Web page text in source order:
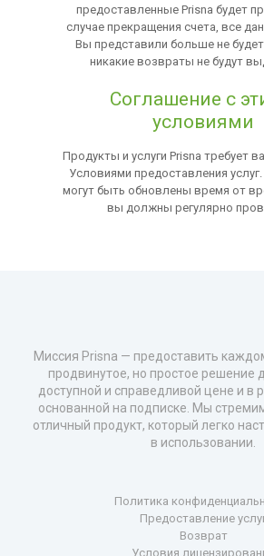
предоставленные Prisna будет
случае прекращения счета, все
Вы представили больше не
никакие возвраты не будут
Соглашение с
условиями
Продукты и услуги Prisna требует
Условиями предоставления
могут быть обновлены время от
вы должны регулярно
Миссия Prisna — предоставить
продвинутое, но простое решение
доступной и справедливой цене и в
основанной на подписке. Мы
отличный продукт, который легко
в использовании.
Политика
Предоставление
Возврат
Условия